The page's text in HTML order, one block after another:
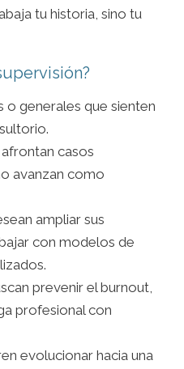
tu historia, sino tu
o generales que sienten
casos
avanzan como
ampliar sus
con modelos de
prevenir el burnout,
profesional con
evolucionar hacia una